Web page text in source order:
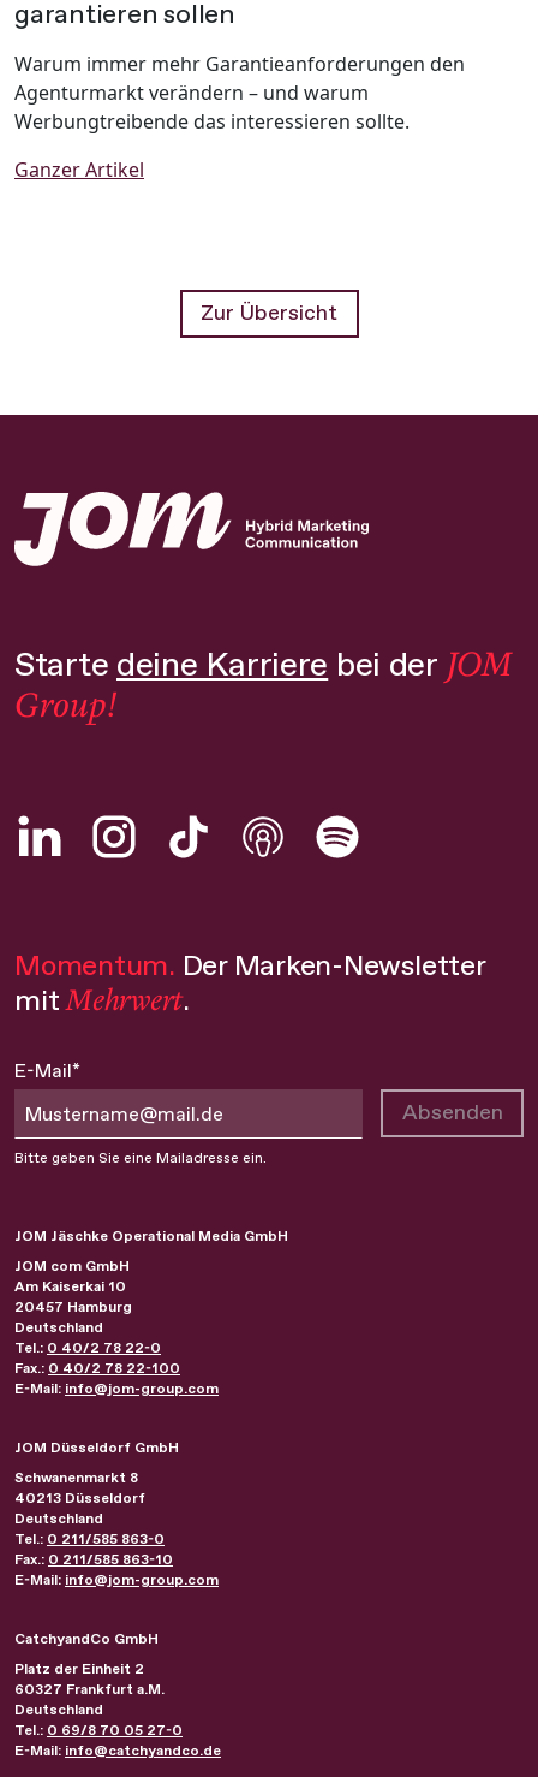
garantieren sollen
Warum immer mehr Garantieanforderungen den
Agenturmarkt verändern – und warum
Werbungtreibende das interessieren sollte.
Ganzer Artikel
Zur Übersicht
Starte deine Karriere bei der JOM
Group!
Momentum. Der Marken-Newsletter
mit Mehrwert.
E-Mail*
Absenden
Bitte geben Sie eine Mailadresse ein.
JOM Jäschke Operational Media GmbH
JOM com GmbH
Am Kaiserkai 10
20457 Hamburg
Deutschland
Tel.: 0 40/2 78 22-0
Fax.: 0 40/2 78 22-100
E-Mail: info@jom-group.com
JOM Düsseldorf GmbH
Schwanenmarkt 8
40213 Düsseldorf
Deutschland
Tel.: 0 211/585 863-0
Fax.: 0 211/585 863-10
E-Mail: info@jom-group.com
CatchyandCo GmbH
Platz der Einheit 2
60327 Frankfurt a.M.
Deutschland
Tel.: 0 69/8 70 05 27-0
E-Mail: info@catchyandco.de